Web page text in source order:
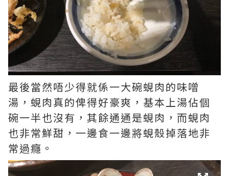
最後當然唔少得就係一大碗蜆肉的味噌
湯，蜆肉真的俾得好豪爽，基本上湯佔個
碗一半也沒有，其餘通通是蜆肉，而蜆肉
也非常鮮甜，一邊食一邊將蜆殼掉落地非
常過癮。